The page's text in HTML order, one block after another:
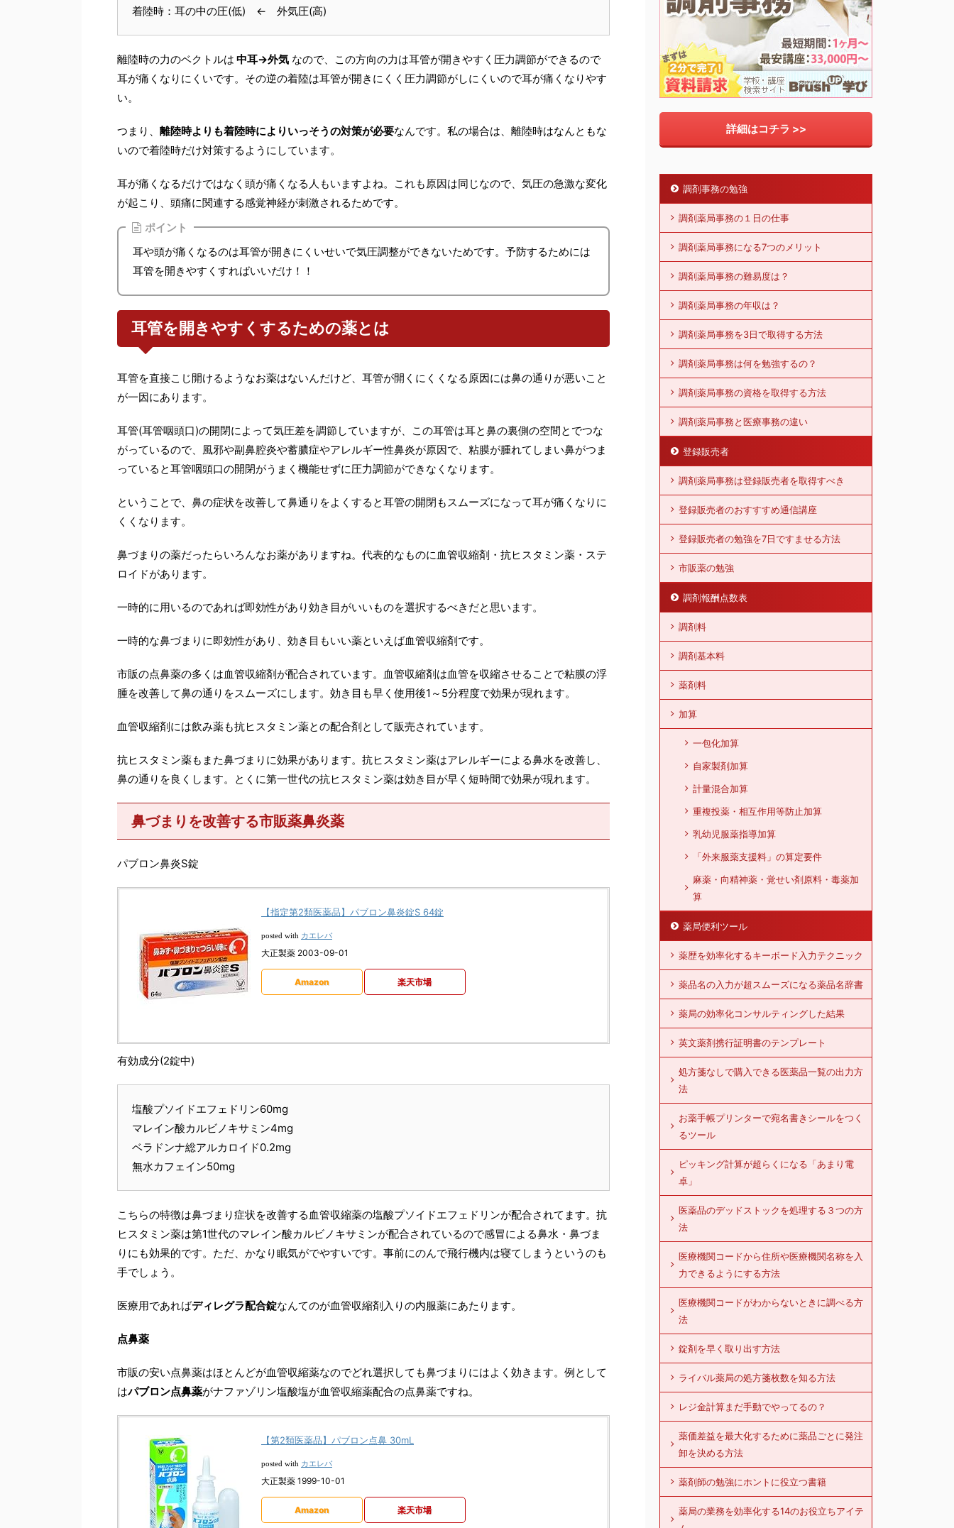
着陸時：耳の中の圧(低) ← 外気圧(高)
離陸時の力のベクトルは 中耳→外気 なので、この方向の力は耳管が開きやすく圧力調節ができるので
耳が痛くなりにくいです。その逆の着陸は耳管が開きにくく圧力調節がしにくいので耳が痛くなりやす
い。
つまり、 離陸時よりも着陸時によりいっそうの対策が必要なんです。私の場合は、離陸時はなんともな
いので着陸時だけ対策するようにしています。
耳が痛くなるだけではなく頭が痛くなる人もいますよね。これも原因は同じなので、気圧の急激な変化
が起こり、頭痛に関連する感覚神経が刺激されるためです。
ポイント
耳や頭が痛くなるのは耳管が開きにくいせいで気圧調整ができないためです。予防するためには
耳管を開きやすくすればいいだけ！！
耳管を開きやすくするための薬とは
耳管を直接こじ開けるようなお薬はないんだけど、耳管が開くにくくなる原因には鼻の通りが悪いこと
が一因にあります。
耳管(耳管咽頭口)の開閉によって気圧差を調節していますが、この耳管は耳と鼻の裏側の空間とでつな
がっているので、風邪や副鼻腔炎や蓄膿症やアレルギー性鼻炎が原因で、粘膜が腫れてしまい鼻がつま
っていると耳管咽頭口の開閉がうまく機能せずに圧力調節ができなくなります。
ということで、鼻の症状を改善して鼻通りをよくすると耳管の開閉もスムーズになって耳が痛くなりに
くくなります。
鼻づまりの薬だったらいろんなお薬がありますね。代表的なものに血管収縮剤・抗ヒスタミン薬・ステ
ロイドがあります。
一時的に用いるのであれば即効性があり効き目がいいものを選択するべきだと思います。
一時的な鼻づまりに即効性があり、効き目もいい薬といえば血管収縮剤です。
市販の点鼻薬の多くは血管収縮剤が配合されています。血管収縮剤は血管を収縮させることで粘膜の浮
腫を改善して鼻の通りをスムーズにします。効き目も早く使用後1～5分程度で効果が現れます。
血管収縮剤には飲み薬も抗ヒスタミン薬との配合剤として販売されています。
抗ヒスタミン薬もまた鼻づまりに効果があります。抗ヒスタミン薬はアレルギーによる鼻水を改善し、
鼻の通りを良くします。とくに第一世代の抗ヒスタミン薬は効き目が早く短時間で効果が現れます。
鼻づまりを改善する市販薬鼻炎薬
パブロン鼻炎S錠
【指定第2類医薬品】パブロン鼻炎錠S 64錠
posted with カエレバ
大正製薬 2003-09-01
Amazon 楽天市場
有効成分(2錠中)
塩酸プソイドエフェドリン60mg
マレイン酸カルビノキサミン4mg
ベラドンナ総アルカロイド0.2mg
無水カフェイン50mg
こちらの特徴は鼻づまり症状を改善する血管収縮薬の塩酸プソイドエフェドリンが配合されてます。抗
ヒスタミン薬は第1世代のマレイン酸カルビノキサミンが配合されているので感冒による鼻水・鼻づま
りにも効果的です。ただ、かなり眠気がでやすいです。事前にのんで飛行機内は寝てしまうというのも
手でしょう。
医療用であればディレグラ配合錠なんてのが血管収縮剤入りの内服薬にあたります。
点鼻薬
市販の安い点鼻薬はほとんどが血管収縮薬なのでどれ選択しても鼻づまりにはよく効きます。例として
はパブロン点鼻薬がナファゾリン塩酸塩が血管収縮薬配合の点鼻薬ですね。
【第2類医薬品】パブロン点鼻 30mL
posted with カエレバ
大正製薬 1999-10-01
Amazon 楽天市場
詳細はコチラ >>
調剤事務の勉強
調剤薬局事務の１日の仕事
調剤薬局事務になる7つのメリット
調剤薬局事務の難易度は？
調剤薬局事務の年収は？
調剤薬局事務を3日で取得する方法
調剤薬局事務は何を勉強するの？
調剤薬局事務の資格を取得する方法
調剤薬局事務と医療事務の違い
登録販売者
調剤薬局事務は登録販売者を取得すべき
登録販売者のおすすすめ通信講座
登録販売者の勉強を7日ですませる方法
市販薬の勉強
調剤報酬点数表
調剤料
調剤基本料
薬剤料
加算
一包化加算
自家製剤加算
計量混合加算
重複投薬・相互作用等防止加算
乳幼児服薬指導加算
「外来服薬支援料」の算定要件
麻薬・向精神薬・覚せい剤原料・毒薬加
算
薬局便利ツール
薬歴を効率化するキーボード入力テクニック
薬品名の入力が超スムーズになる薬品名辞書
薬局の効率化コンサルティングした結果
英文薬剤携行証明書のテンプレート
処方箋なしで購入できる医薬品一覧の出力方
法
お薬手帳プリンターで宛名書きシールをつく
るツール
ピッキング計算が超らくになる「あまり電
卓」
医薬品のデッドストックを処理する３つの方
法
医療機関コードから住所や医療機関名称を入
力できるようにする方法
医療機関コードがわからないときに調べる方
法
錠剤を早く取り出す方法
ライバル薬局の処方箋枚数を知る方法
レジ金計算まだ手動でやってるの？
薬価差益を最大化するために薬品ごとに発注
卸を決める方法
薬剤師の勉強にホントに役立つ書籍
薬局の業務を効率化する14のお役立ちアイテ